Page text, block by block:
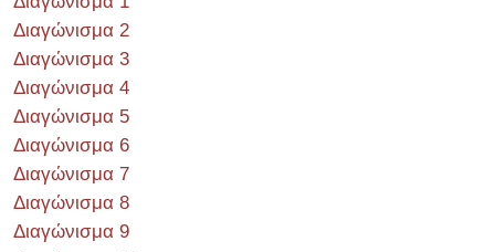
Διαγώνισμα 2
Διαγώνισμα 3
Διαγώνισμα 4
Διαγώνισμα 5
Διαγώνισμα 6
Διαγώνισμα 7
Διαγώνισμα 8
Διαγώνισμα 9